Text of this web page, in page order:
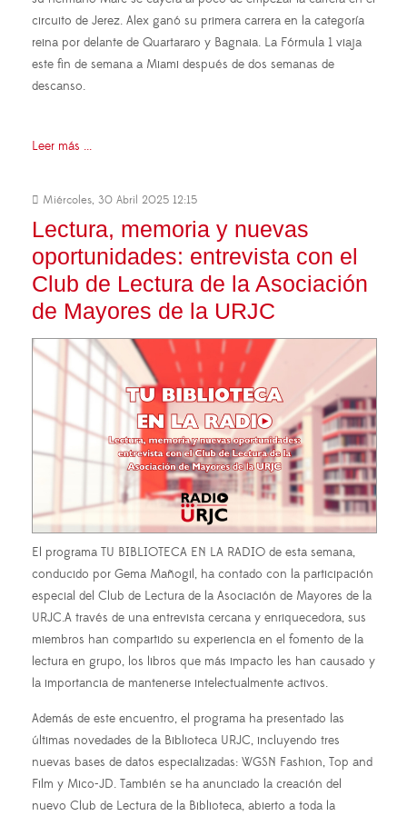
circuito de Jerez. Alex ganó su primera carrera en la categoría
reina por delante de Quartararo y Bagnaia. La Fórmula 1 viaja
este fin de semana a Miami después de dos semanas de
descanso.
Leer más ...
Miércoles, 30 Abril 2025 12:15
Lectura, memoria y nuevas
oportunidades: entrevista con el
Club de Lectura de la Asociación
de Mayores de la URJC
El programa TU BIBLIOTECA EN LA RADIO de esta semana,
conducido por Gema Mañogil, ha contado con la participación
especial del Club de Lectura de la Asociación de Mayores de la
URJC.A través de una entrevista cercana y enriquecedora, sus
miembros han compartido su experiencia en el fomento de la
lectura en grupo, los libros que más impacto les han causado y
la importancia de mantenerse intelectualmente activos.
Además de este encuentro, el programa ha presentado las
últimas novedades de la Biblioteca URJC, incluyendo tres
nuevas bases de datos especializadas: WGSN Fashion, Top and
Film y Mico-JD. También se ha anunciado la creación del
nuevo Club de Lectura de la Biblioteca, abierto a toda la